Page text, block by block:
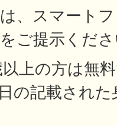
、スマート
ご提示くだ
上の方は無
の記載され